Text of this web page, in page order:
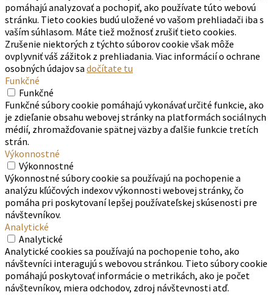
pomáhajú analyzovať a pochopiť, ako používate túto webovú
stránku. Tieto cookies budú uložené vo vašom prehliadači iba s
vaším súhlasom. Máte tiež možnosť zrušiť tieto cookies.
Zrušenie niektorých z týchto súborov cookie však môže
ovplyvniť váš zážitok z prehliadania. Viac informácií o ochrane
osobných údajov sa dočítate tu
Funkčné
Funkčné
Funkčné súbory cookie pomáhajú vykonávať určité funkcie, ako
je zdieľanie obsahu webovej stránky na platformách sociálnych
médií, zhromažďovanie spätnej väzby a ďalšie funkcie tretích
strán.
Výkonnostné
Výkonnostné
Výkonnostné súbory cookie sa používajú na pochopenie a
analýzu kľúčových indexov výkonnosti webovej stránky, čo
pomáha pri poskytovaní lepšej používateľskej skúsenosti pre
návštevníkov.
Analytické
Analytické
Analytické cookies sa používajú na pochopenie toho, ako
návštevníci interagujú s webovou stránkou. Tieto súbory cookie
pomáhajú poskytovať informácie o metrikách, ako je počet
návštevníkov, miera odchodov, zdroj návštevnosti atď.